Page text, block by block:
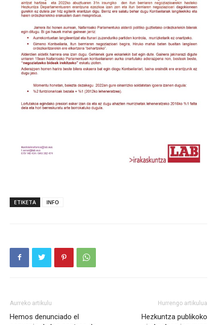
ETIKETA INFO
Aurreko artikulu
Hemos denunciado el
Hurrengo artikulua
Hezkuntza publikoko